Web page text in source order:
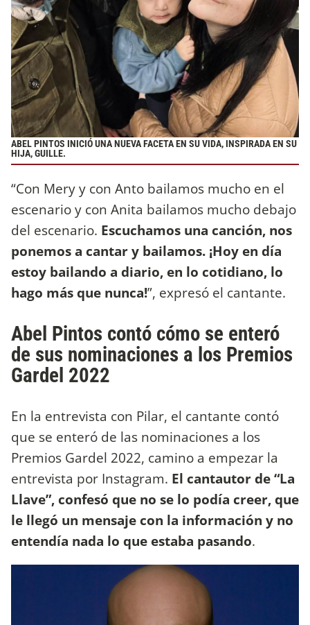
ABEL PINTOS INICIÓ UNA NUEVA FACETA EN SU VIDA, INSPIRADA EN SU
HIJA, GUILLE.
“Con Mery y con Anto bailamos mucho en el
escenario y con Anita bailamos mucho debajo
del escenario. Escuchamos una canción, nos
ponemos a cantar y bailamos. ¡Hoy en día
estoy bailando a diario, en lo cotidiano, lo
hago más que nunca!”, expresó el cantante.
Abel Pintos contó cómo se enteró
de sus nominaciones a los Premios
Gardel 2022
En la entrevista con Pilar, el cantante contó
que se enteró de las nominaciones a los
Premios Gardel 2022, camino a empezar la
entrevista por Instagram. El cantautor de “La
Llave”, confesó que no se lo podía creer, que
le llegó un mensaje con la información y no
entendía nada lo que estaba pasando.